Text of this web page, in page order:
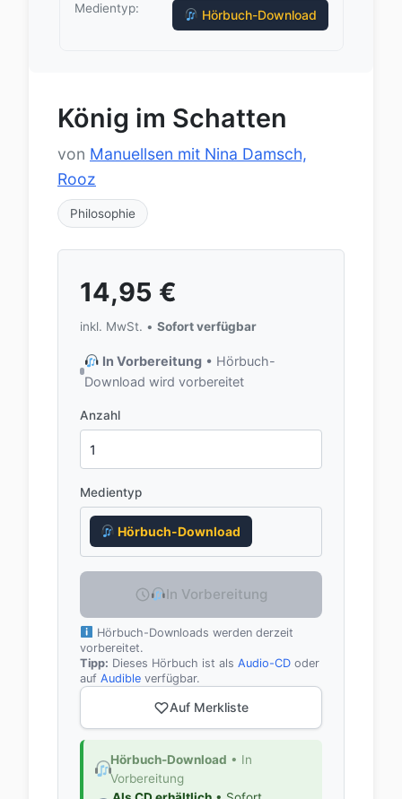
Medientyp: Hörbuch-Download
König im Schatten
von Manuellsen mit Nina Damsch,
Rooz
Philosophie
14,95 €
inkl. MwSt. • Sofort verfügbar
In Vorbereitung• Hörbuch-
Download wird vorbereitet
Anzahl
Medientyp
Hörbuch-Download
In Vorbereitung
Hörbuch-Downloads werden derzeit
vorbereitet.
Tipp: Dieses Hörbuch ist als Audio-CD oder
auf Audible verfügbar.
Auf Merkliste
Hörbuch-Download • In
Vorbereitung